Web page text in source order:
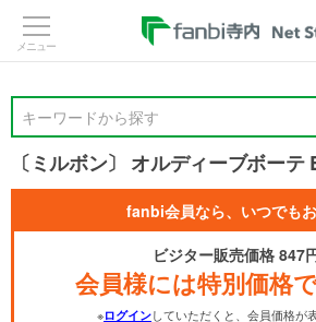
キーワードから探す
〔ミルボン〕 オルディーブボーテ
fanbi会員なら、いつでも
ビジター販売価格 847
会員様には特別価格
※ログインしていただくと、会員価格が